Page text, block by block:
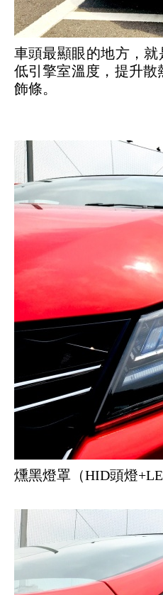
車頭最顯眼的地方，
低引擎室溫度，提升
飾條。
燻黑燈罩（HID頭燈